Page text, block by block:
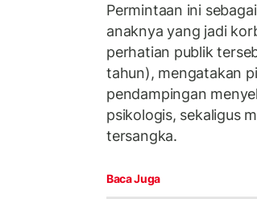
Permintaan ini
anaknya yang jadi
perhatian publik
tahun), mengatakan
pendampingan
psikologis, sekaligus
tersangka.
Baca Juga